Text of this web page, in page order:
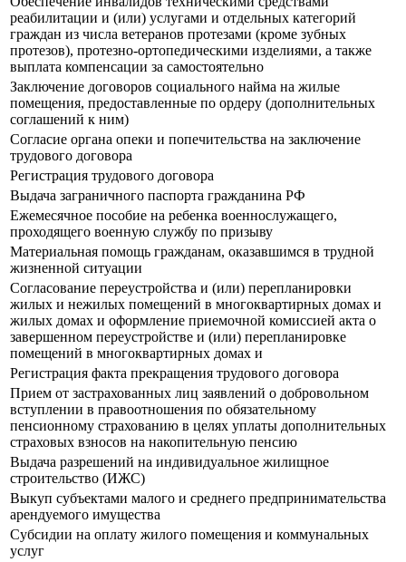
реабилитации и (или) услугами и отдельных категорий
граждан из числа ветеранов протезами (кроме зубных
протезов), протезно-ортопедическими изделиями, а также
выплата компенсации за самостоятельно
Заключение договоров социального найма на жилые
помещения, предоставленные по ордеру (дополнительных
соглашений к ним)
Согласие органа опеки и попечительства на заключение
трудового договора
Регистрация трудового договора
Выдача заграничного паспорта гражданина РФ
Ежемесячное пособие на ребенка военнослужащего,
проходящего военную службу по призыву
Материальная помощь гражданам, оказавшимся в трудной
жизненной ситуации
Согласование переустройства и (или) перепланировки
жилых и нежилых помещений в многоквартирных домах и
жилых домах и оформление приемочной комиссией акта о
завершенном переустройстве и (или) перепланировке
помещений в многоквартирных домах и
Регистрация факта прекращения трудового договора
Прием от застрахованных лиц заявлений о добровольном
вступлении в правоотношения по обязательному
пенсионному страхованию в целях уплаты дополнительных
страховых взносов на накопительную пенсию
Выдача разрешений на индивидуальное жилищное
строительство (ИЖС)
Выкуп субъектами малого и среднего предпринимательства
арендуемого имущества
Субсидии на оплату жилого помещения и коммунальных
услуг